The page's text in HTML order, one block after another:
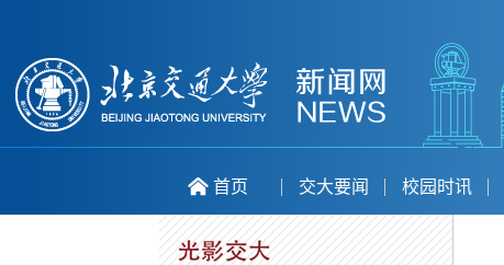
首页 交大要闻 校园时讯
喜庆二十大